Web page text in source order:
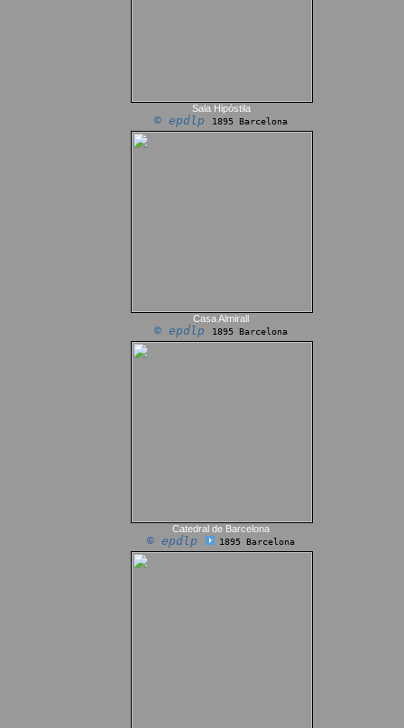
Sala Hipóstila
© epdlp 1895 Barcelona
Casa Almirall
© epdlp 1895 Barcelona
Catedral de Barcelona
© epdlp 1895 Barcelona